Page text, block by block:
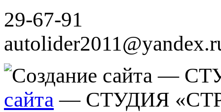
29-67-91
сайта — СТУДИЯ